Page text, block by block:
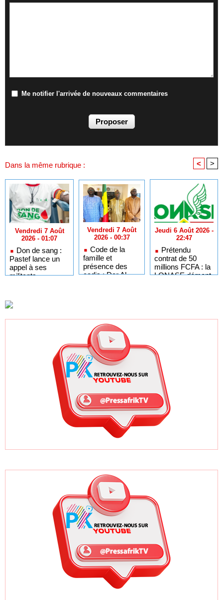
Me notifier l'arrivée de nouveaux commentaires
Dans la même rubrique : < >
Vendredi 7 Août
2026 - 01:07
Don de sang :
Pastef lance un
appel à ses
militants,
citoyens
Vendredi 7 Août
2026 - 00:37
Code de la
famille et
présence des
cadis : Dar Al
Justice
Jeudi 6 Août 2026 -
22:47
Prétendu
contrat de 50
millions FCFA : la
LONASE dément